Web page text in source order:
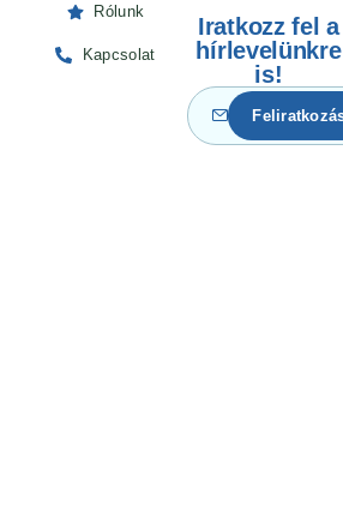
Rólunk
Kapcsolat
Iratkozz fel a
hírlevelünkre
is!